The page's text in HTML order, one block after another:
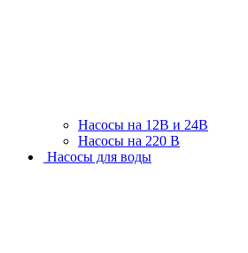
Насосы на 12В и 24В
Насосы на 220 В
Насосы для воды